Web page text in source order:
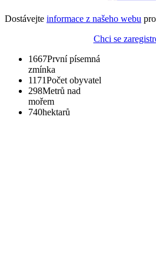
Dostávejte informace z našeho webu
Chci se
1667První písemná
zmínka
1171Počet obyvatel
298Metrů nad
mořem
740hektarů